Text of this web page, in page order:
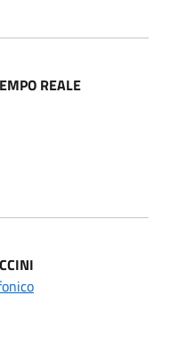
REALE